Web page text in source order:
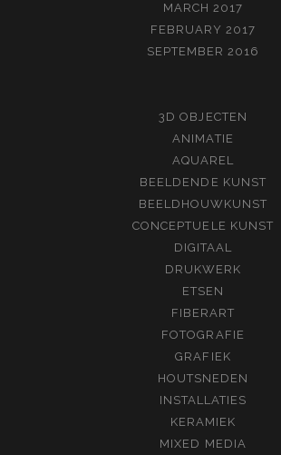
MARCH 2017
FEBRUARY 2017
SEPTEMBER 2016
3D OBJECTEN
ANIMATIE
AQUAREL
BEELDENDE KUNST
BEELDHOUWKUNST
CONCEPTUELE KUNST
DIGITAAL
DRUKWERK
ETSEN
FIBERART
FOTOGRAFIE
GRAFIEK
HOUTSNEDEN
INSTALLATIES
KERAMIEK
MIXED MEDIA